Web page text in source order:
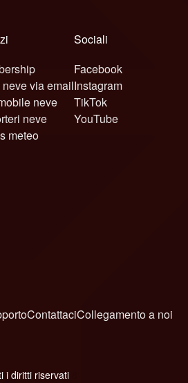
via email
neve
neve
meteo
Sociali
Facebook
Instagram
TikTok
YouTube
ContattaciCollegamento a noi
i diritti riservati